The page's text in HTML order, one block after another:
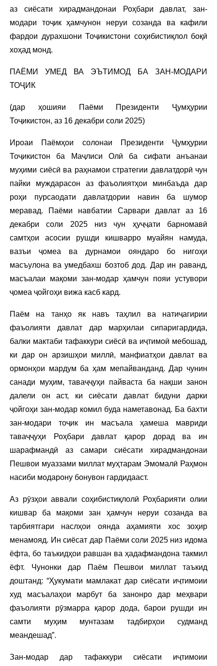
аз сиёсати хирадмандонаи Роҳбари давлат, зан-
модари тоҷик ҳамчунон неруи созанда ва кафили
фардои дурахшони Тоҷикистони соҳибистиқлол боқӣ
хоҳад монд.
ПАЁМИ УМЕД ВА ЭЪТИМОД БА ЗАН-МОДАРИ
ТОҶИК
(дар ҳошияи Паёми Президенти Ҷумҳурии
Тоҷикистон, аз 16 декабри соли 2025)
Ироаи Паёмҳои солонаи Президенти Ҷумҳурии
Тоҷикистон ба Маҷлиси Олӣ ба сифати анъанаи
муҳими сиёсӣ ва раҳнамои стратегии давлатдорӣ чун
пайки муждарасон аз фаъолиятҳои минбаъда дар
роҳи пурсаодати давлатдории навин ба шумор
меравад. Паёми навбатии Сарвари давлат аз 16
декабри соли 2025 низ чун ҳуҷҷати барномавӣ
самтҳои асосии рушди кишварро муайян намуда,
вазъи ҷомеа ва дурнамои ояндаро бо нигоҳи
масъулона ва умедбахш бозтоб дод. Дар ин раванд,
масъалаи мақоми зан-модар ҳамчун пояи устувори
ҷомеа ҷойгоҳи вижа касб кард.
Паём на танҳо як навъ таҳлил ва натиҷагирии
фаъолияти давлат дар марҳилаи сипаригардида,
балки мактаби тафаккури сиёсӣ ва иҷтимоӣ мебошад,
ки дар он арзишҳои миллӣ, манфиатҳои давлат ва
ормонҳои мардум ба ҳам мепайванданд. Дар чунин
санади муҳим, таваҷҷуҳи пайваста ба нақши занон
далели он аст, ки сиёсати давлат бидуни дарки
ҷойгоҳи зан-модар комил буда наметавонад. Ба бахти
зан-модари тоҷик ин масъала ҳамеша мавриди
таваҷҷуҳи Роҳбари давлат қарор дорад ва ин
шарафмандӣ аз самари сиёсати хирадмандонаи
Пешвои муаззами миллат муҳтарам Эмомалӣ Раҳмон
насиби модарону бонувон гардидааст.
Аз рӯзҳои аввали соҳибистиқлолӣ Роҳбарияти олии
кишвар ба мақоми зан ҳамчун неруи созанда ва
тарбиятгари наслҳои оянда аҳамияти хос зоҳир
менамояд. Ин сиёсат дар Паёми соли 2025 низ идома
ёфта, бо таъкидҳои равшан ва ҳадафмандона такмил
ёфт. Чунонки дар Паём Пешвои миллат таъкид
доштанд: “Ҳукумати мамлакат дар сиёсати иҷтимоии
худ масъалаҳои марбут ба занонро дар меҳвари
фаъолияти рӯзмарра қарор дода, барои рушди ин
самти муҳим мунтазам тадбирҳои судманд
меандешад”.
Зан-модар дар тафаккури сиёсати иҷтимоии